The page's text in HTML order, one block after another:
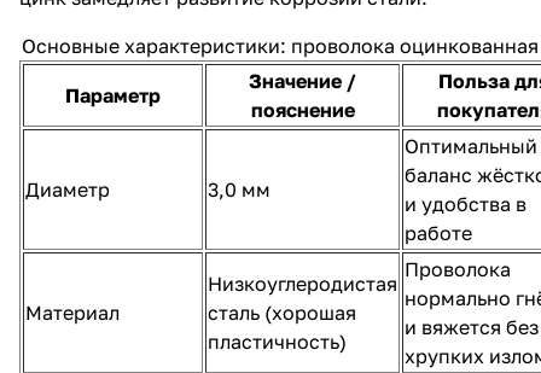
Основные характеристики: проволока
Параметр
Значение /
пояснение
Польза
Диаметр 3,0 мм
Оптимальный
баланс
и удобства в
работе
Материал
Низкоуглеродистая
сталь (хорошая
пластичность)
Проволока
нормально
и вяжется без
хрупких